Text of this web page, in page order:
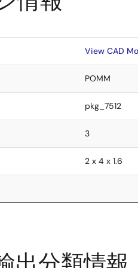
View CAD
POMM
pkg_7512
3
2 x 4 x 1.6